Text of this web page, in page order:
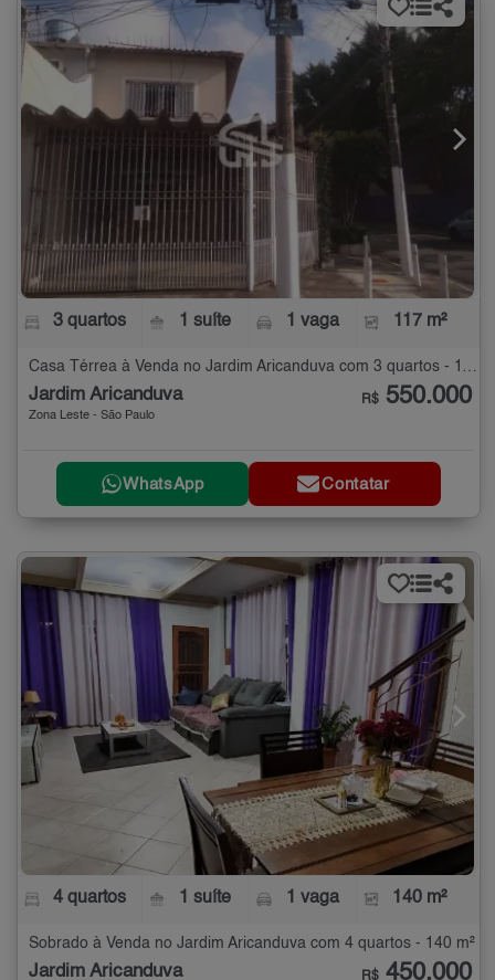
3 quartos 1 suíte 1 vaga 117 m²
Casa Térrea à Venda no Jardim Aricanduva com 3 quartos - 117 m²
Jardim Aricanduva
Zona Leste - São Paulo
R$ 550.000
WhatsApp Contatar
4 quartos 1 suíte 1 vaga 140 m²
Sobrado à Venda no Jardim Aricanduva com 4 quartos - 140 m²
Jardim Aricanduva R$ 450.000